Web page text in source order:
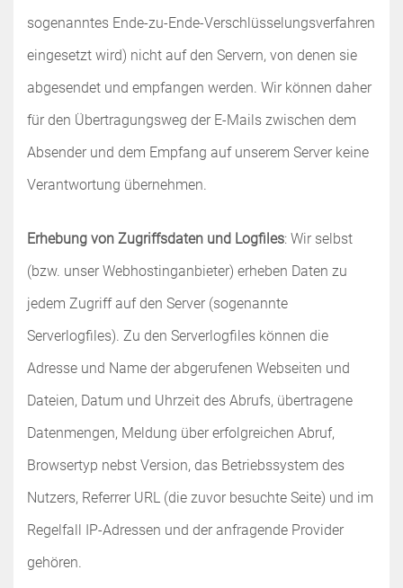
sogenanntes Ende-zu-Ende-Verschlüsselungsverfahren
eingesetzt wird) nicht auf den Servern, von denen sie
abgesendet und empfangen werden. Wir können daher
für den Übertragungsweg der E-Mails zwischen dem
Absender und dem Empfang auf unserem Server keine
Verantwortung übernehmen.
Erhebung von Zugriffsdaten und Logfiles: Wir selbst
(bzw. unser Webhostinganbieter) erheben Daten zu
jedem Zugriff auf den Server (sogenannte
Serverlogfiles). Zu den Serverlogfiles können die
Adresse und Name der abgerufenen Webseiten und
Dateien, Datum und Uhrzeit des Abrufs, übertragene
Datenmengen, Meldung über erfolgreichen Abruf,
Browsertyp nebst Version, das Betriebssystem des
Nutzers, Referrer URL (die zuvor besuchte Seite) und im
Regelfall IP-Adressen und der anfragende Provider
gehören.